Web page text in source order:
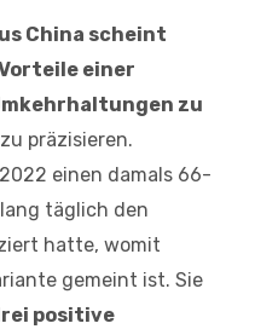
China scheint
einer
zu
präzisieren.
einen damals 66-
täglich den
hatte, womit
gemeint ist. Sie
positive